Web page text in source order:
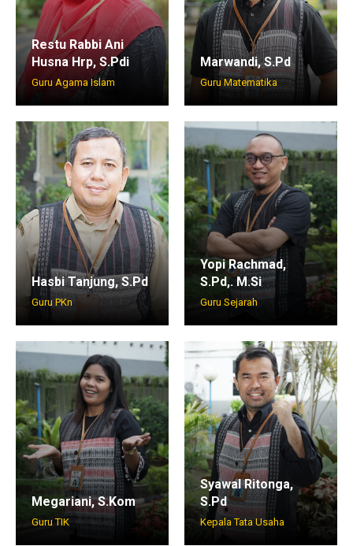
Restu Rabbi Ani
Husna Hrp, S.Pdi
Guru Agama Islam
Marwandi, S.Pd
Guru Matematika
Hasbi Tanjung, S.Pd
Guru PKn
Yopi Rachmad,
S.Pd,. M.Si
Guru Sejarah
Megariani, S.Kom
Guru TIK
Syawal Ritonga,
S.Pd
Kepala Tata Usaha